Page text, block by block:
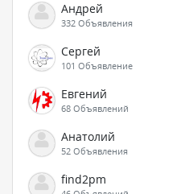
Андрей
332 Объявления
Сергей
101 Объявление
Евгений
68 Объявлений
Анатолий
52 Объявления
find2pm